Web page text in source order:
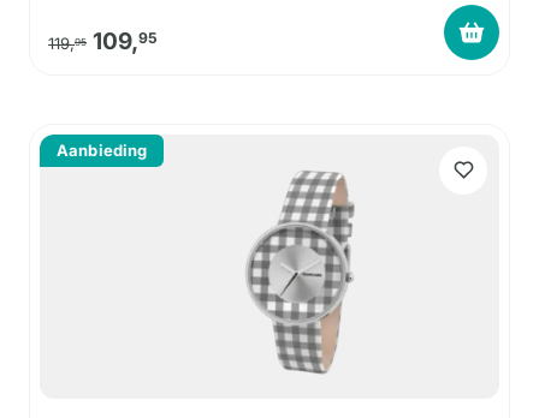
119,95 Oorspronkelijke prijs was: 119,95.
109,95
Aanbieding